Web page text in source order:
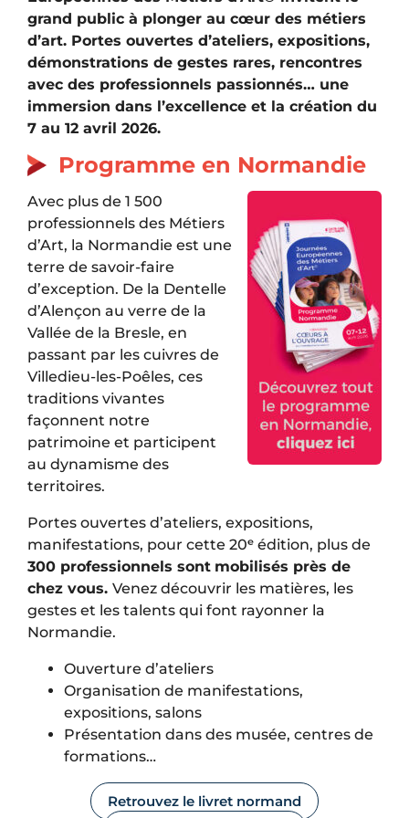
grand public à plonger au cœur des métiers
d’art. Portes ouvertes d’ateliers, expositions,
démonstrations de gestes rares, rencontres
avec des professionnels passionnés… une
immersion dans l’excellence et la création du
7 au 12 avril 2026.
Programme en Normandie
Avec plus de 1 500
professionnels des Métiers
d’Art, la Normandie est une
terre de savoir-faire
d’exception. De la Dentelle
d’Alençon au verre de la
Vallée de la Bresle, en
passant par les cuivres de
Villedieu-les-Poêles, ces
traditions vivantes
façonnent notre
patrimoine et participent
au dynamisme des
territoires.
Portes ouvertes d’ateliers, expositions,
manifestations, pour cette 20ᵉ édition, plus de
300 professionnels sont mobilisés près de
chez vous. Venez découvrir les matières, les
gestes et les talents qui font rayonner la
Normandie.
Ouverture d’ateliers
Organisation de manifestations,
expositions, salons
Présentation dans des musée, centres de
formations…
Retrouvez le livret normand